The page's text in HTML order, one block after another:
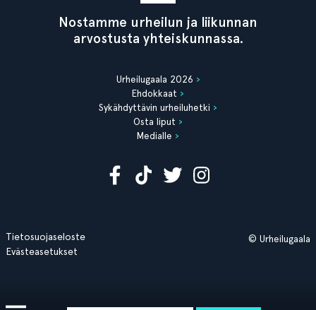
Nostamme urheilun ja liikunnan
arvostusta yhteiskunnassa.
Urheilugaala 2026
Ehdokkaat
Sykähdyttävin urheiluhetki
Osta liput
Medialle
Tietosuojaseloste
Evästeasetukset
© Urheilugaala